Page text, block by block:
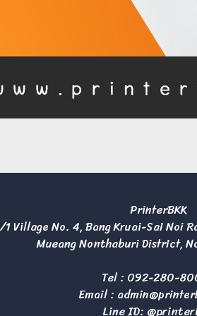
PrinterBKK
Village No. 4, Bang Kruai-Sai Noi
Mueang Nonthaburi District,
Tel : 092-280-
Email :
Line ID: